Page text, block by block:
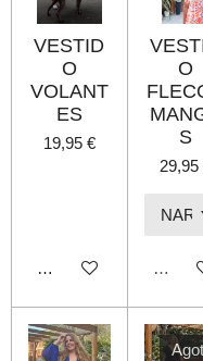
VESTID
O
VOLANT
ES
19,95 €
Añadir al carrito
O
S
29,95